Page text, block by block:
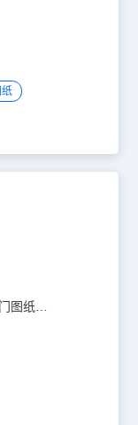
CAD机械入门图纸学习？CAD新手入门图纸练习